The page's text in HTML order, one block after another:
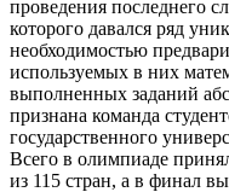
проведения последнего
которого давался ряд
необходимостью
используемых в них
выполненных заданий
признана команда
государственного
Всего в олимпиаде
из 115 стран, а в финал